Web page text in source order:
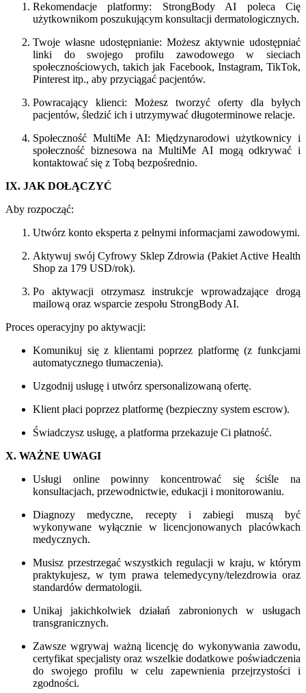
Rekomendacje platformy: StrongBody AI poleca Cię
użytkownikom poszukującym konsultacji dermatologicznych.
Twoje własne udostępnianie: Możesz aktywnie udostępniać
linki do swojego profilu zawodowego w sieciach
społecznościowych, takich jak Facebook, Instagram, TikTok,
Pinterest itp., aby przyciągać pacjentów.
Powracający klienci: Możesz tworzyć oferty dla byłych
pacjentów, śledzić ich i utrzymywać długoterminowe relacje.
Społeczność MultiMe AI: Międzynarodowi użytkownicy i
społeczność biznesowa na MultiMe AI mogą odkrywać i
kontaktować się z Tobą bezpośrednio.
IX. JAK DOŁĄCZYĆ
Aby rozpocząć:
Utwórz konto eksperta z pełnymi informacjami zawodowymi.
Aktywuj swój Cyfrowy Sklep Zdrowia (Pakiet Active Health
Shop za 179 USD/rok).
Po aktywacji otrzymasz instrukcje wprowadzające drogą
mailową oraz wsparcie zespołu StrongBody AI.
Proces operacyjny po aktywacji:
Komunikuj się z klientami poprzez platformę (z funkcjami
automatycznego tłumaczenia).
Uzgodnij usługę i utwórz spersonalizowaną ofertę.
Klient płaci poprzez platformę (bezpieczny system escrow).
Świadczysz usługę, a platforma przekazuje Ci płatność.
X. WAŻNE UWAGI
Usługi online powinny koncentrować się ściśle na
konsultacjach, przewodnictwie, edukacji i monitorowaniu.
Diagnozy medyczne, recepty i zabiegi muszą być
wykonywane wyłącznie w licencjonowanych placówkach
medycznych.
Musisz przestrzegać wszystkich regulacji w kraju, w którym
praktykujesz, w tym prawa telemedycyny/telezdrowia oraz
standardów dermatologii.
Unikaj jakichkolwiek działań zabronionych w usługach
transgranicznych.
Zawsze wgrywaj ważną licencję do wykonywania zawodu,
certyfikat specjalisty oraz wszelkie dodatkowe poświadczenia
do swojego profilu w celu zapewnienia przejrzystości i
zgodności.